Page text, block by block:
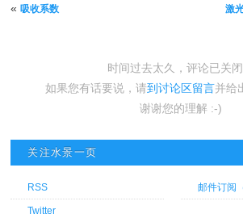
文章导航
«吸收系数 激
时间过去太久，评论已关闭
如果您有话要说，请到讨论区留言并给
谢谢您的理解 :-)
关注水景一页
RSS 邮件订阅
Twitter